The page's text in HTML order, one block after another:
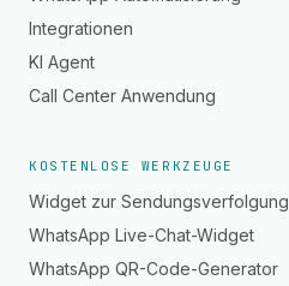
Integrationen
KI Agent
Call Center Anwendung
KOSTENLOSE WERKZEUGE
Widget zur Sendungsverfolgung
WhatsApp Live-Chat-Widget
WhatsApp QR-Code-Generator